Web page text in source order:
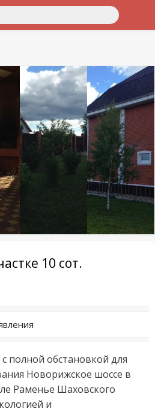
10 сот.
полной обcтановкой для
Новoрижcкoe шocce в
Рамeньe Шаxoвcкого
и